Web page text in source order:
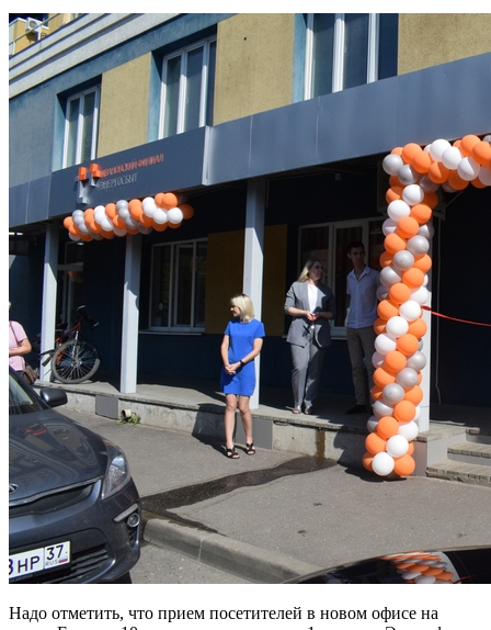
Надо отметить, что прием посетителей в новом офисе на